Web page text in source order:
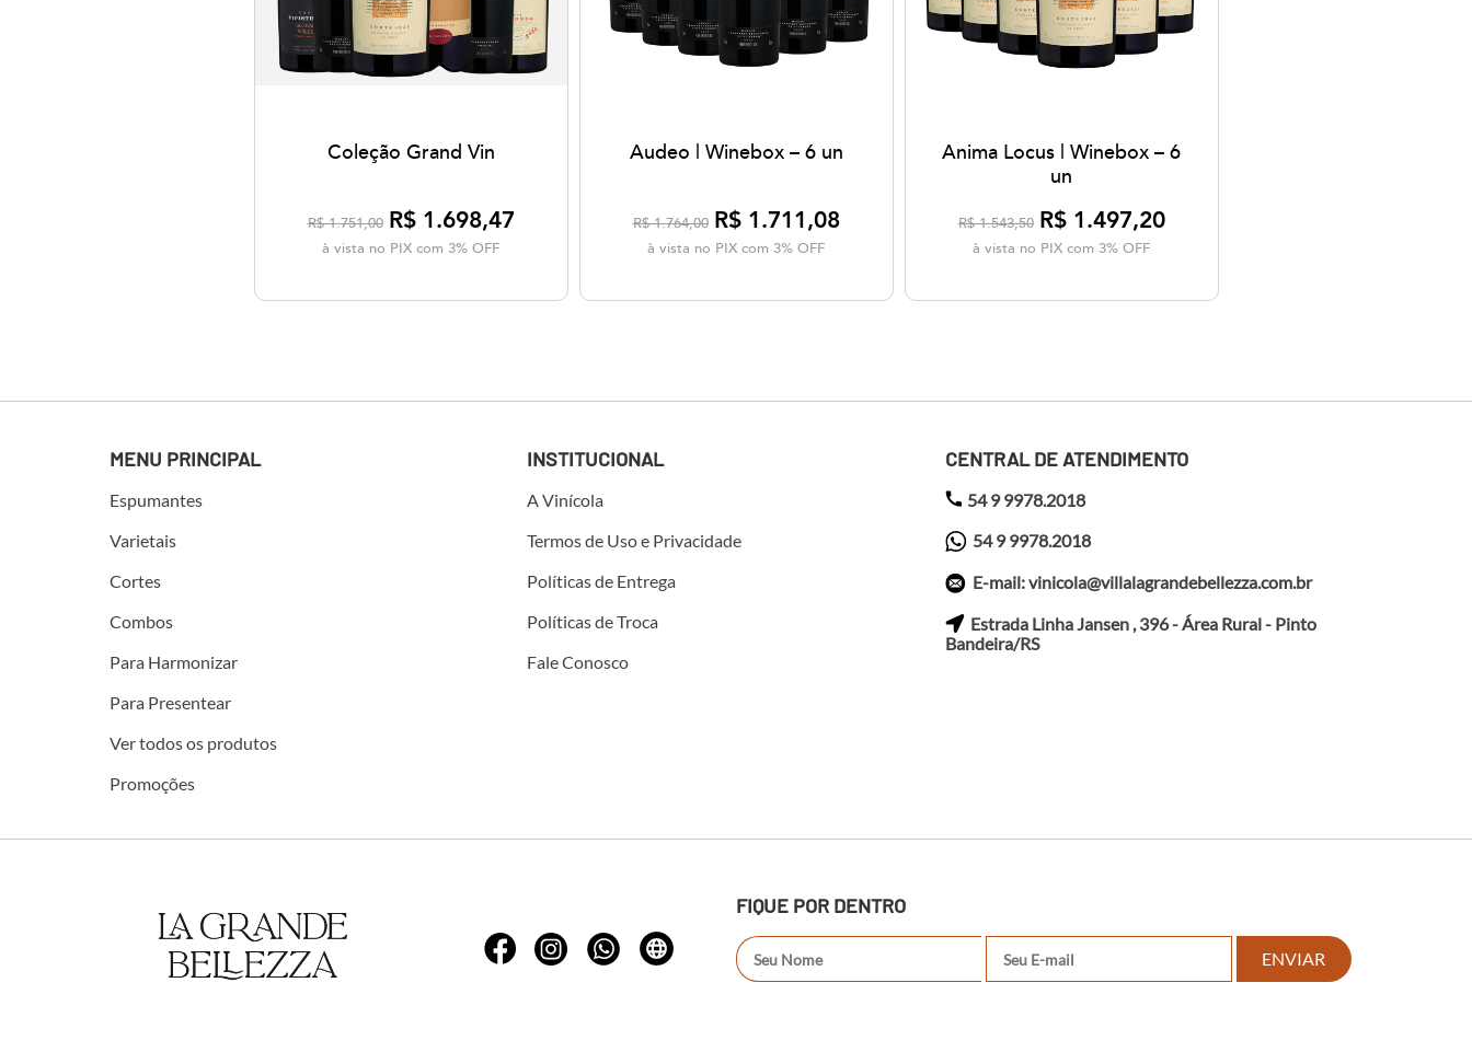
Coleção Grand Vin
R$ 1.751,00 R$ 1.698,47
à vista no PIX com 3% OFF
Audeo | Winebox – 6 un
R$ 1.764,00 R$ 1.711,08
à vista no PIX com 3% OFF
Anima Locus | Winebox – 6
un
R$ 1.543,50 R$ 1.497,20
à vista no PIX com 3% OFF
MENU PRINCIPAL
Espumantes
Varietais
Cortes
Combos
Para Harmonizar
Para Presentear
Ver todos os produtos
Promoções
INSTITUCIONAL
A Vinícola
Termos de Uso e Privacidade
Políticas de Entrega
Políticas de Troca
Fale Conosco
CENTRAL DE ATENDIMENTO
54 9 9978.2018
54 9 9978.2018
E-mail: vinicola@villalagrandebellezza.com.br
Estrada Linha Jansen , 396 - Área Rural - Pinto
Bandeira/RS
FIQUE POR DENTRO
ENVIAR